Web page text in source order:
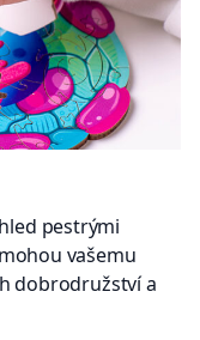
pestrými
vašemu
dobrodružství a